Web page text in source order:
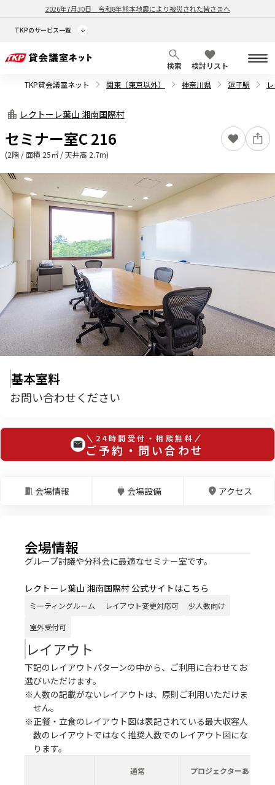
2026年7月30日 令和8年熊本地震により被災された皆さまへ
TKPのサービス一覧
検索
検討リスト
TKP貸会議室ネット
関東（東京以外） 神奈川県 逗子駅
レクトーレ葉山 湘南国際村
セミナー室C 216
(2階 / 面積 25㎡ / 天井高 2.7m)
基本室料
お問い合わせください
24時間受付・相談無料
ご予約・問い合わせ
会場情報 会場設備 アクセス
会場情報
グループ討議や分科会に最適なセミナー室です。
レクトーレ葉山 湘南国際村 公式サイトはこちら
ミーティングルーム レイアウト変更対応可 少人数向け
室外受付可
レイアウト
下記のレイアウトパターンの中から、ご利用に合わせてお
選びいただけます。
※人数の記載がないレイアウトは、原則ご利用いただけま
せん。
※正餐・立食のレイアウト図は表記されている最大収容人
数のレイアウトではなく推奨人数でのレイアウト図にな
ります。
通常 プロジェクターあり